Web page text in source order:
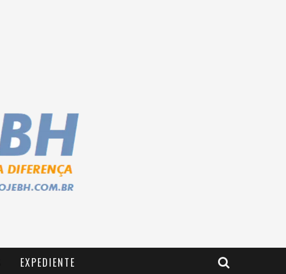
EXPEDIENTE